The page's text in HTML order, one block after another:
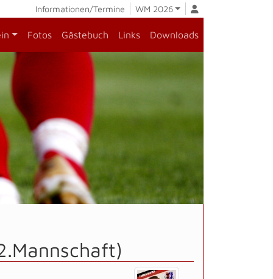
Informationen/Termine WM 2026
Fotos Gästebuch Links Downloads